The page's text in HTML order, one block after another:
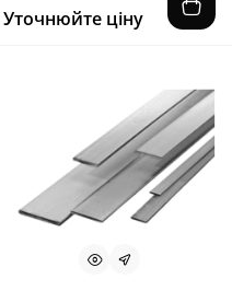
Уточнюйте ціну